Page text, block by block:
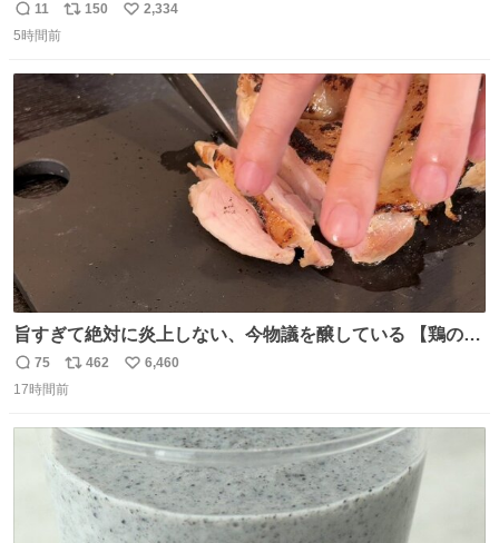
ナウンスされずに花火打ち揚げされた企業が有った。 企業
名から今更ながらその理由が解った😢
返
信
11
リ
ト
数
150
い
2,334
5時間前
旨すぎて絶対に炎上しない、今物議を醸している 【鶏のた
たき】 を家で作る方法を教えます 鶏もも肉に特別な処理を
して大葉やみょうがなどの薬味と一緒にいただきます 夏に
youtu.be/s0jWxvy14_4
返
信
75
リ
ポ
ト
数
462
い
数
6,460
17時間前